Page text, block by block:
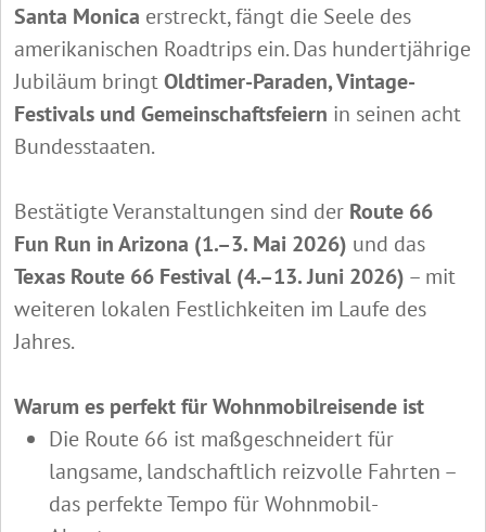
Santa Monica erstreckt, fängt die Seele des
amerikanischen Roadtrips ein. Das hundertjährige
Jubiläum bringtOldtimer-Paraden, Vintage-
Festivals und Gemeinschaftsfeiern in seinen acht
Bundesstaaten.
Bestätigte Veranstaltungen sind der Route 66
Fun Run in Arizona (1.–3. Mai 2026) und das
Texas Route 66 Festival (4.–13. Juni 2026) – mit
weiteren lokalen Festlichkeiten im Laufe des
Jahres.
Warum es perfekt für Wohnmobilreisende ist
Die Route 66 ist maßgeschneidert für
langsame, landschaftlich reizvolle Fahrten –
das perfekte Tempo für Wohnmobil-